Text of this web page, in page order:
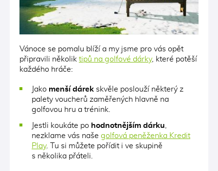
Vánoce se pomalu blíží a my jsme pro vás opět
připravili několik tipů na golfové dárky, které potěší
každého hráče:
Jako menší dárek skvěle poslouží některý z
palety voucherů zaměřených hlavně na
golfovou hru a trénink.
Jestli koukáte po hodnotnějším dárku
nezklame vás naše golfová peněženka Kredit
Play. Tu si můžete pořídit i ve skupině
s několika přáteli.